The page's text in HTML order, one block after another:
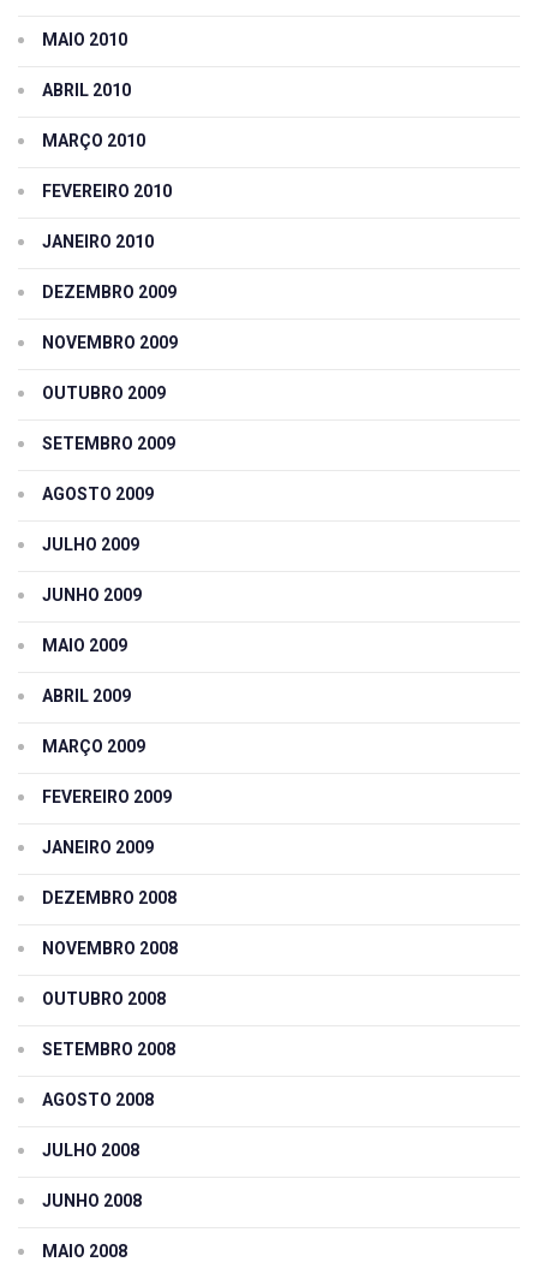
MAIO 2010
ABRIL 2010
MARÇO 2010
FEVEREIRO 2010
JANEIRO 2010
DEZEMBRO 2009
NOVEMBRO 2009
OUTUBRO 2009
SETEMBRO 2009
AGOSTO 2009
JULHO 2009
JUNHO 2009
MAIO 2009
ABRIL 2009
MARÇO 2009
FEVEREIRO 2009
JANEIRO 2009
DEZEMBRO 2008
NOVEMBRO 2008
OUTUBRO 2008
SETEMBRO 2008
AGOSTO 2008
JULHO 2008
JUNHO 2008
MAIO 2008